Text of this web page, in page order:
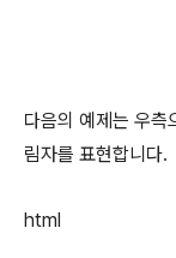
다음의 예제는 우
림자를 표현합니다.
html